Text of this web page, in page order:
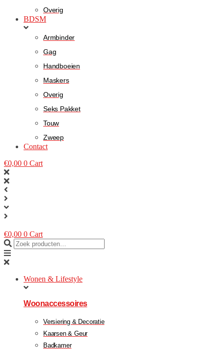
Overig
BDSM
Armbinder
Gag
Handboeien
Maskers
Overig
Seks Pakket
Touw
Zweep
Contact
€0,00 0 Cart
€0,00 0 Cart
Wonen & Lifestyle
Woonaccessoires
Versiering & Decoratie
Kaarsen & Geur
Badkamer